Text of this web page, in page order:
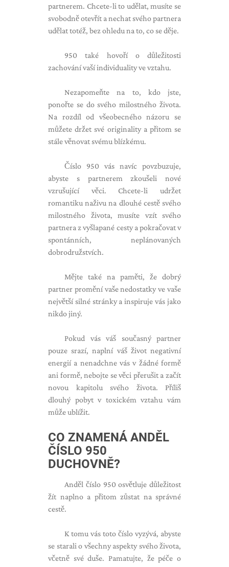
partnerem. Chcete-li to udělat, musíte se
svobodně otevřít a nechat svého partnera
udělat totéž, bez ohledu na to, co se děje.
950 také hovoří o důležitosti
zachování vaší individuality ve vztahu.
Nezapomeňte na to, kdo jste,
ponořte se do svého milostného života.
Na rozdíl od všeobecného názoru se
můžete držet své originality a přitom se
stále věnovat svému blízkému.
Číslo 950 vás navíc povzbuzuje,
abyste s partnerem zkoušeli nové
vzrušující věci. Chcete-li udržet
romantiku naživu na dlouhé cestě svého
milostného života, musíte vzít svého
partnera z vyšlapané cesty a pokračovat v
spontánních, neplánovaných
dobrodružstvích.
Mějte také na paměti, že dobrý
partner promění vaše nedostatky ve vaše
největší silné stránky a inspiruje vás jako
nikdo jiný.
Pokud vás váš současný partner
pouze srazí, naplní váš život negativní
energií a nenadchne vás v žádné formě
ani formě, nebojte se věci přerušit a začít
novou kapitolu svého života. Příliš
dlouhý pobyt v toxickém vztahu vám
může ublížit.
CO ZNAMENÁ ANDĚL
ČÍSLO 950
DUCHOVNĚ?
Anděl číslo 950 osvětluje důležitost
žít naplno a přitom zůstat na správné
cestě.
K tomu vás toto číslo vyzývá, abyste
se starali o všechny aspekty svého života,
včetně své duše. Pamatujte, že péče o